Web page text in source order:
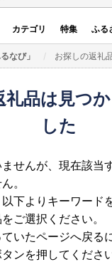
カテゴリ 特集 ふる
なび」 お探しの返礼
礼品は見つ
した
せんが、現在該当
。
下よりキーワード
ご選択ください。
いたページへ戻る
ンを押してください